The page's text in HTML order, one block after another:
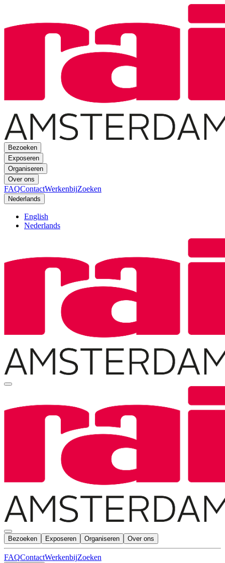
Bezoeken
Exposeren
Organiseren
Over ons
FAQContactWerkenbijZoeken
Nederlands
English
Nederlands
Bezoeken Exposeren Organiseren Over ons
FAQContactWerkenbijZoeken